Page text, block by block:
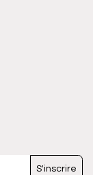
S'inscrire